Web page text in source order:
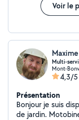
Voir le
Multi-
Mont-
4,3/5
Présentation
Bonjour je suis
de jardin. Motobineuse pour retourner le potager